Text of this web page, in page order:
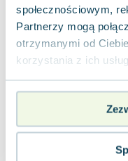
społecznościowym,
Partnerzy mogą
otrzymanymi od
korzystania z ich
DOWIEDZ SIĘ WIĘCEJ
Wartość